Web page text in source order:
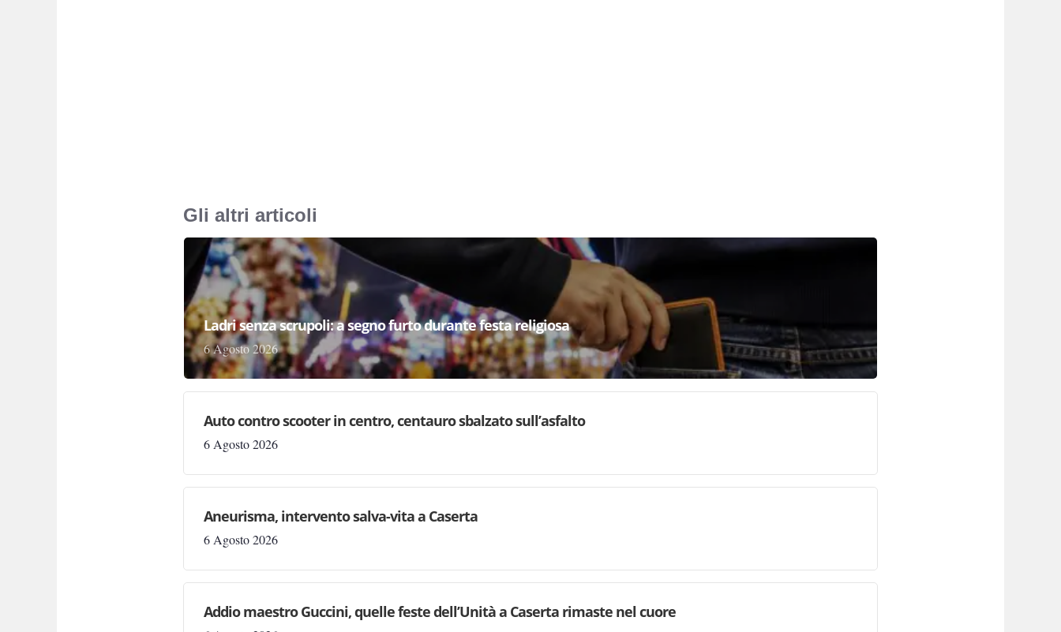
Gli altri articoli
Ladri senza scrupoli: a segno furto durante festa religiosa
6 Agosto 2026
Auto contro scooter in centro, centauro sbalzato sull’asfalto
6 Agosto 2026
Aneurisma, intervento salva-vita a Caserta
6 Agosto 2026
Addio maestro Guccini, quelle feste dell’Unità a Caserta rimaste nel cuore